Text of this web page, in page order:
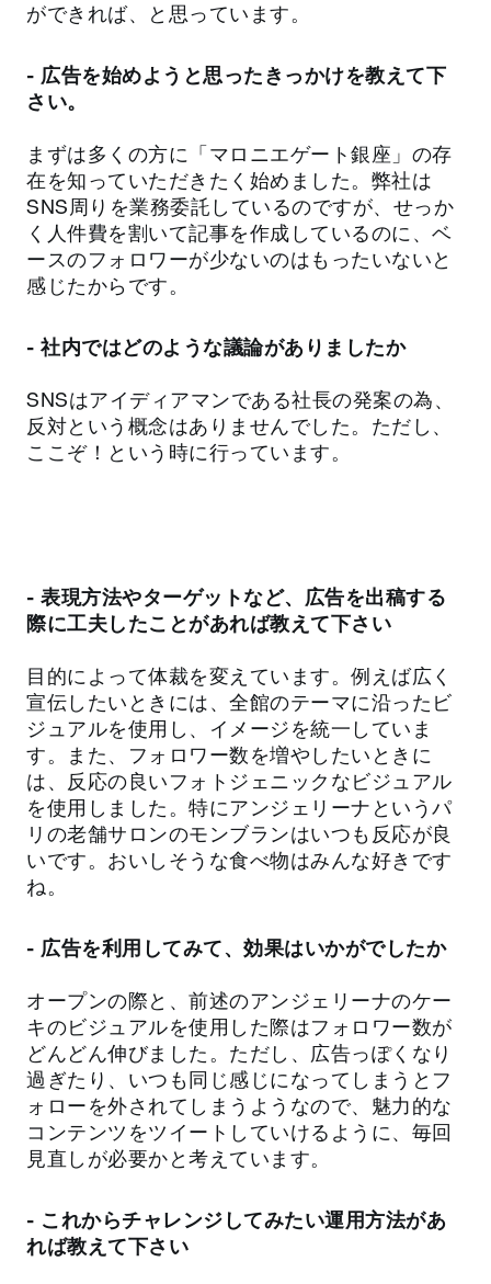
ができれば、と思っています。
- 広告を始めようと思ったきっかけを教えて下
さい。
まずは多くの方に「マロニエゲート銀座」の存
在を知っていただきたく始めました。弊社は
SNS周りを業務委託しているのですが、せっか
く人件費を割いて記事を作成しているのに、ベ
ースのフォロワーが少ないのはもったいないと
感じたからです。
- 社内ではどのような議論がありましたか
SNSはアイディアマンである社長の発案の為、
反対という概念はありませんでした。ただし、
ここぞ！という時に行っています。
- 表現方法やターゲットなど、広告を出稿する
際に工夫したことがあれば教えて下さい
目的によって体裁を変えています。例えば広く
宣伝したいときには、全館のテーマに沿ったビ
ジュアルを使用し、イメージを統一していま
す。また、フォロワー数を増やしたいときに
は、反応の良いフォトジェニックなビジュアル
を使用しました。特にアンジェリーナというパ
リの老舗サロンのモンブランはいつも反応が良
いです。おいしそうな食べ物はみんな好きです
ね。
- 広告を利用してみて、効果はいかがでしたか
オープンの際と、前述のアンジェリーナのケー
キのビジュアルを使用した際はフォロワー数が
どんどん伸びました。ただし、広告っぽくなり
過ぎたり、いつも同じ感じになってしまうとフ
ォローを外されてしまうようなので、魅力的な
コンテンツをツイートしていけるように、毎回
見直しが必要かと考えています。
- これからチャレンジしてみたい運用方法があ
れば教えて下さい